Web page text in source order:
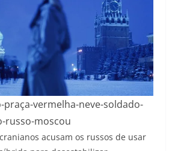
vermelha-neve-soldado-
russo-moscou
acusam os russos de usar